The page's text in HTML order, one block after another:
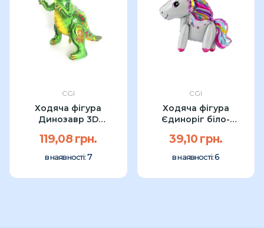
CGI
Ходяча фігура
Динозавр 3D
119,08 грн.
в наявності: 7
CGI
Ходяча фігура
Єдиноріг біло-
39,10 грн.
в наявності:6